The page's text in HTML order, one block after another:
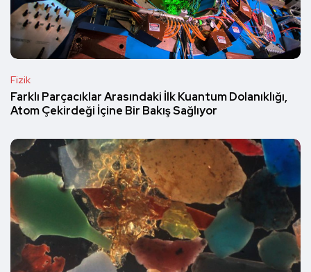
Fizik
Farklı Parçacıklar Arasındaki İlk Kuantum Dolanıklığı,
Atom Çekirdeği İçine Bir Bakış Sağlıyor